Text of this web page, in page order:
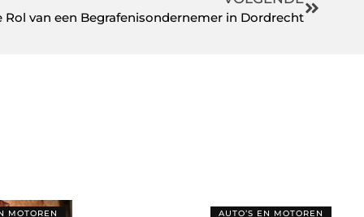
Rol van een Begrafenisondernemer in Dordrecht
MOTOREN AUTO’S EN MOTOREN